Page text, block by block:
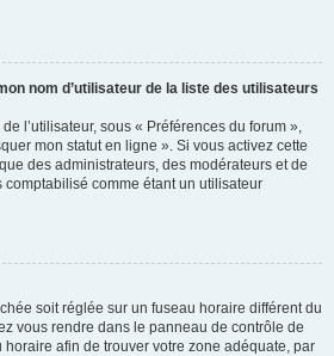
nom d’utilisateur de la liste des utilisateurs
l’utilisateur, sous « Préférences du forum »,
mon statut en ligne ». Si vous activez cette
des administrateurs, des modérateurs et de
comptabilisé comme étant un utilisateur
soit réglée sur un fuseau horaire différent du
vous rendre dans le panneau de contrôle de
horaire afin de trouver votre zone adéquate, par